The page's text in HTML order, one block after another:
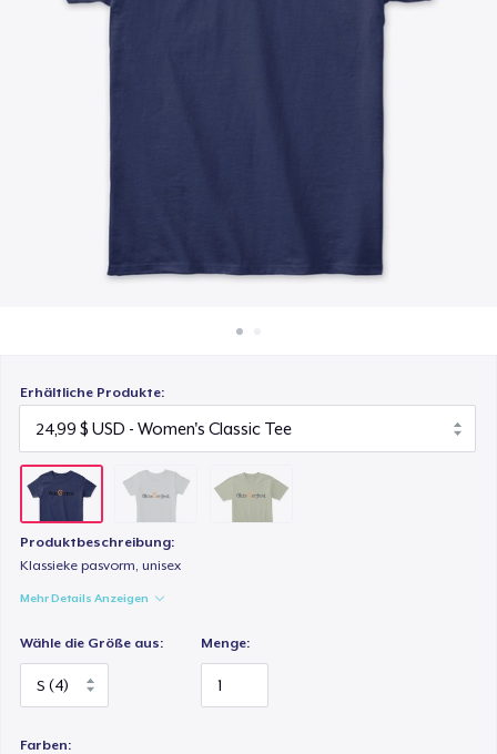
Erhältliche Produkte:
Produktbeschreibung:
Klassieke pasvorm, unisex
Mehr Details Anzeigen
Wähle die Größe aus: Menge:
Farben: